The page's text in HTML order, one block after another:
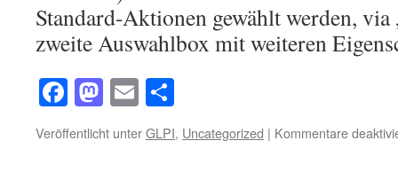
Standard-Aktionen gewählt werden,
zweite Auswahlbox mit weiteren
Facebook
Mastodon
Email
Veröffentlicht unterGLPI, Uncategorized | Kommentare